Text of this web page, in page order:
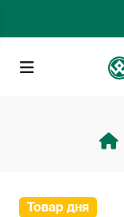
Товар дня